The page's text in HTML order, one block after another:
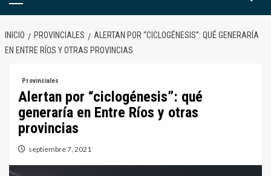
INICIO PROVINCIALES
ALERTAN POR “CICLOGÉNESIS”: QUÉ GENERARÍA
EN ENTRE RÍOS Y OTRAS PROVINCIAS
Provinciales
Alertan por “ciclogénesis”: qué
generaría en Entre Ríos y otras
provincias
septiembre 7, 2021